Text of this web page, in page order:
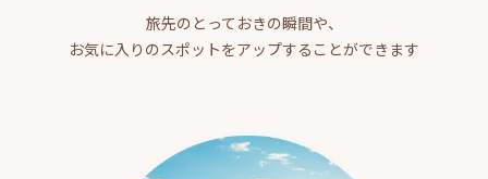
旅先のとっておきの瞬間や、
お気に入りのスポットをアップすることができます